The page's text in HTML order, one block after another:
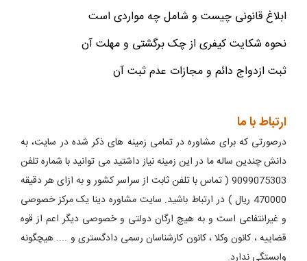
ابلاغ قانونی چیست و شامل چه مواردی است
نحوه شکایت کیفری از چک برگشتی و مهلت آن
ثبت ازدواج دائم و مجازات عدم ثبت آن
ارتباط با ما
درصورتی که برای مشاوره در تمامی زمینه های ذکر شده در سایت، به
دانش چندین ساله ما در این زمینه نیاز داشتید می توانید با شماره تلفن
9099075303 ( تماس با تلفن ثابت از سراسر کشور و به ازای هر دقیقه
470000 ریال ) در ارتباط باشید. سایت مشاوره دینا یک مرکز خصوصی
و غیرانتفاعی است و به هیچ ارگان دولتی و خصوصی دیگر اعم از قوه
قضاییه ، کانون وکلا ، کانون کارشناسان رسمی دادگستری و .... هیچگونه
وابستگی ندارد.